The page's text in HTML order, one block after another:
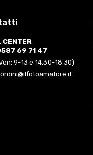
CENTER
69 71 47
9-13 e 14.30-18.30)